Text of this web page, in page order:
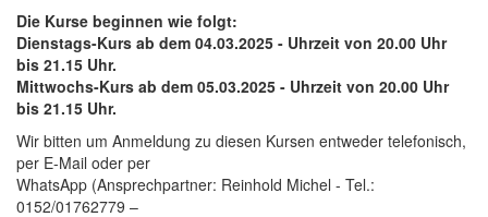
Die Kurse beginnen wie folgt:
Dienstags-Kurs ab dem 04.03.2025 - Uhrzeit von 20.00 Uhr
bis 21.15 Uhr.
Mittwochs-Kurs ab dem 05.03.2025 - Uhrzeit von 20.00 Uhr
bis 21.15 Uhr.
Wir bitten um Anmeldung zu diesen Kursen entweder telefonisch,
per E-Mail oder per
WhatsApp (Ansprechpartner: Reinhold Michel - Tel.:
0152/01762779 –